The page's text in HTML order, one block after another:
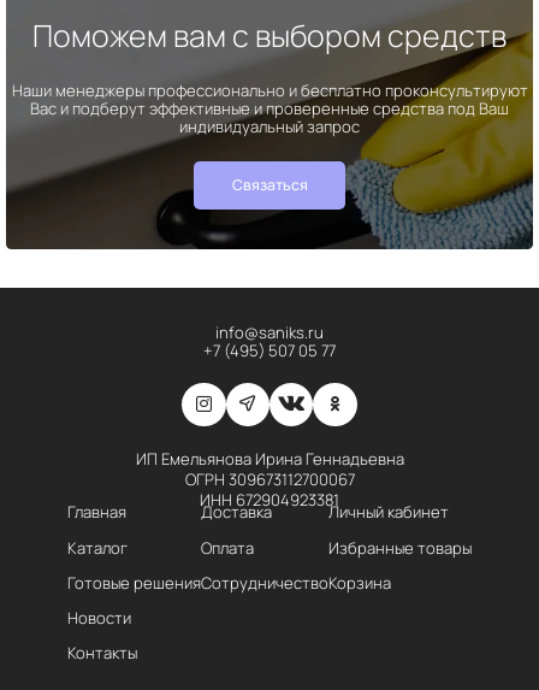
Поможем вам с выбором средств
Наши менеджеры профессионально и бесплатно проконсультируют
Вас и подберут эффективные и проверенные средства под Ваш
индивидуальный запрос
Связаться
info@saniks.ru
+7 (495) 507 05 77
ИП Емельянова Ирина Геннадьевна
ОГРН 309673112700067
ИНН 672904923381
Главная
Каталог
Готовые решения
Новости
Контакты
Доставка
Оплата
Сотрудничество
Личный кабинет
Избранные товары
Корзина